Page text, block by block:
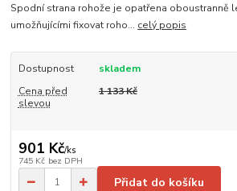
Spodní strana rohože je opatřena oboustranně
umožňujícími fixovat roho... celý popis
Dostupnost
skladem
Cena před
slevou
1 133 Kč
901 Kč/ks
745 Kč bez DPH
Přidat do košíku